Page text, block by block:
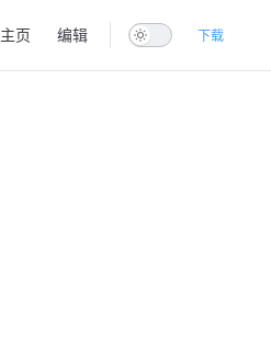
主页 编辑 下载